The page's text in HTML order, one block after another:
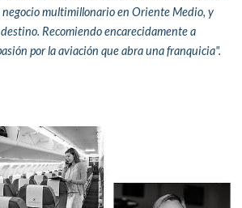
multimillonario en Oriente Medio, y
Recomiendo encarecidamente a
por la aviación que abra una franquicia".